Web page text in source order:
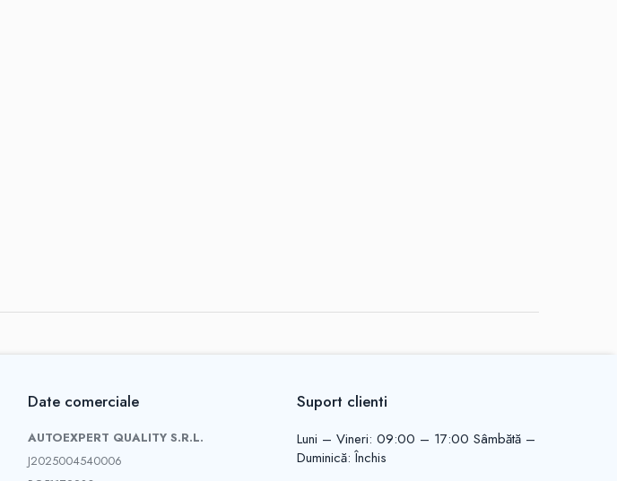
Date comerciale
AUTOEXPERT QUALITY S.R.L.
J2025004540006
Suport clienti
Luni – Vineri: 09:00 – 17:00 Sâmbătă –
Duminică: Închis